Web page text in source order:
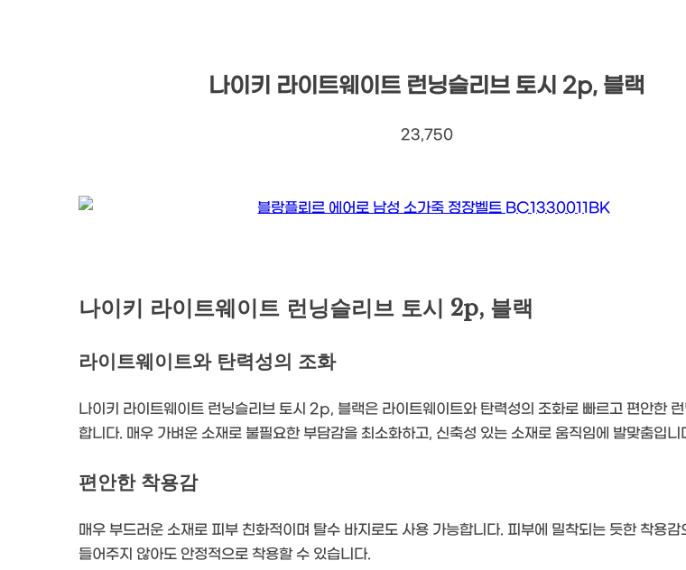
나이키 라이트웨이트 런닝슬리브 토시 2p, 블랙
23,750
나이키 라이트웨이트 런닝슬리브 토시 2p, 블랙
라이트웨이트와 탄력성의 조화
나이키 라이트웨이트 런닝슬리브 토시 2p, 블랙은 라이트웨이트와 탄력성의 조화로 빠르고 편안한
합니다. 매우 가벼운 소재로 불필요한 부담감을 최소화하고, 신축성 있는 소재로 움직임에 발맞춤입니
편안한 착용감
매우 부드러운 소재로 피부 친화적이며 탈수 바지로도 사용 가능합니다. 피부에 밀착되는 듯한 착용감
들어주지 않아도 안정적으로 착용할 수 있습니다.